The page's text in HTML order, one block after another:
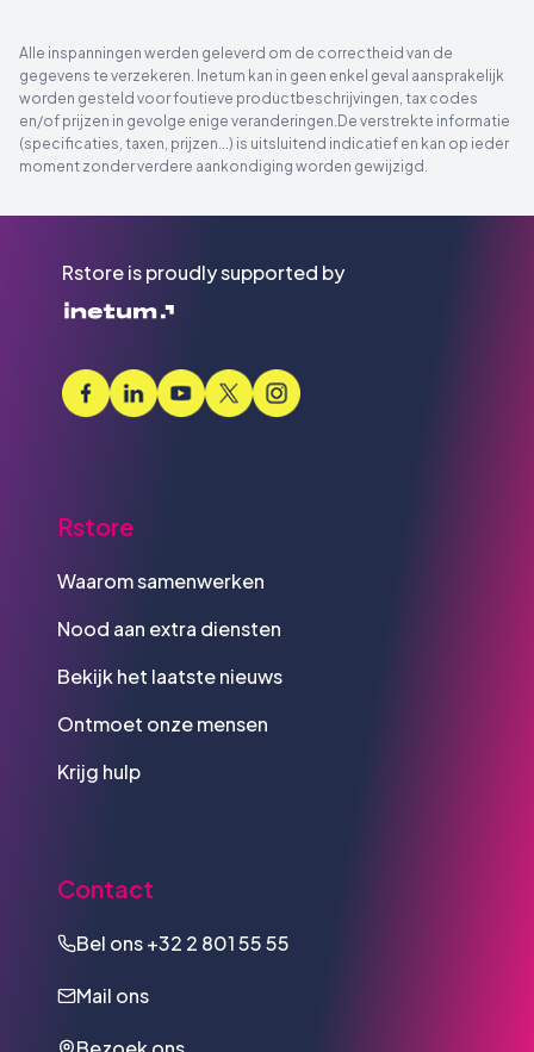
Alle inspanningen werden geleverd om de correctheid van de
gegevens te verzekeren. Inetum kan in geen enkel geval aansprakelijk
worden gesteld voor foutieve productbeschrijvingen, tax codes
en/of prijzen in gevolge enige veranderingen.De verstrekte informatie
(specificaties, taxen, prijzen...) is uitsluitend indicatief en kan op ieder
moment zonder verdere aankondiging worden gewijzigd.
Rstore is proudly supported by
Rstore
Waarom samenwerken
Nood aan extra diensten
Bekijk het laatste nieuws
Ontmoet onze mensen
Krijg hulp
Contact
Bel ons+32 2 801 55 55
Mail ons